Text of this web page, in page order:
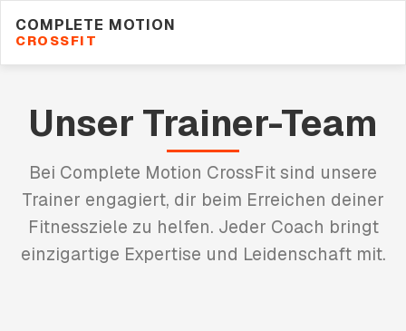
COMPLETE MOTION
CROSSFIT
Unser Trainer-Team
Bei Complete Motion CrossFit sind unsere
Trainer engagiert, dir beim Erreichen deiner
Fitnessziele zu helfen. Jeder Coach bringt
einzigartige Expertise und Leidenschaft mit.